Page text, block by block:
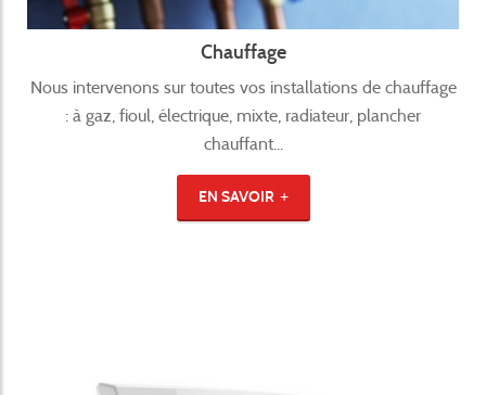
Chauffage
Nous intervenons sur toutes vos installations de chauffage
: à gaz, fioul, électrique, mixte, radiateur, plancher
chauffant...
EN SAVOIR